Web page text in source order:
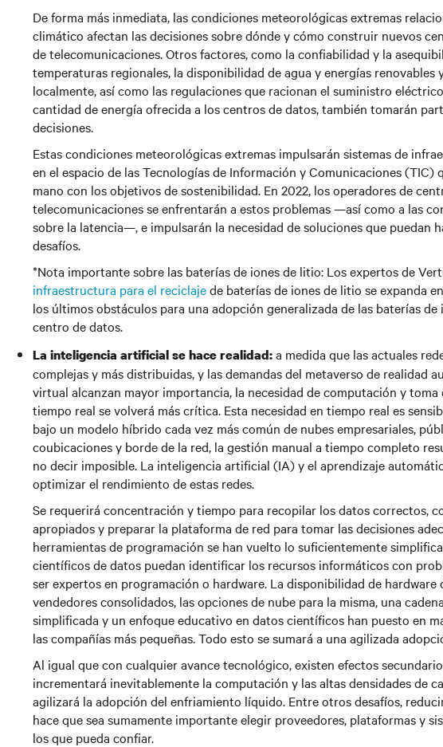
De forma más inmediata, las condiciones meteorológicas extremas
climático afectan las decisiones sobre dónde y cómo construir nuevos
de telecomunicaciones. Otros factores, como la confiabilidad y la
temperaturas regionales, la disponibilidad de agua y energías renovables
localmente, así como las regulaciones que racionan el suministro
cantidad de energía ofrecida a los centros de datos, también tomarán
decisiones.
Estas condiciones meteorológicas extremas impulsarán sistemas de
en el espacio de las Tecnologías de Información y Comunicaciones (TIC)
mano con los objetivos de sostenibilidad. En 2022, los operadores de
telecomunicaciones se enfrentarán a estos problemas —así como a las
sobre la latencia—, e impulsarán la necesidad de soluciones que puedan
desafíos.
*Nota importante sobre las baterías de iones de litio: Los expertos de
infraestructura para el reciclajede baterías de iones de litio se expanda
los últimos obstáculos para una adopción generalizada de las baterías de
centro de datos.
La inteligencia artificial se hace realidad:a medida que las actuales
complejas y más distribuidas, y las demandas del metaverso de realidad
virtual alcanzan mayor importancia, la necesidad de computación y toma
tiempo real se volverá más crítica. Esta necesidad en tiempo real es
bajo un modelo híbrido cada vez más común de nubes empresariales,
coubicaciones y borde de la red, la gestión manual a tiempo completo
no decir imposible. La inteligencia artificial (IA) y el aprendizaje
optimizar el rendimiento de estas redes.
Se requerirá concentración y tiempo para recopilar los datos correctos,
apropiados y preparar la plataforma de red para tomar las decisiones
herramientas de programación se han vuelto lo suficientemente
científicos de datos puedan identificar los recursos informáticos con
ser expertos en programación o hardware. La disponibilidad de hardware
vendedores consolidados, las opciones de nube para la misma, una
simplificada y un enfoque educativo en datos científicos han puesto en
las compañías más pequeñas. Todo esto se sumará a una agilizada
Al igual que con cualquier avance tecnológico, existen efectos
incrementará inevitablemente la computación y las altas densidades de
agilizará la adopción del enfriamiento líquido. Entre otros desafíos,
hace que sea sumamente importante elegir proveedores, plataformas y
los que pueda confiar.